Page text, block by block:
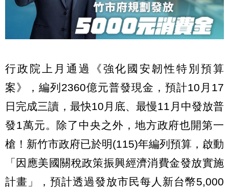
行政院上月通過《強化國安韌性特別預算
案》，編列2360億元普發現金，預計10月17
日完成三讀，最快10月底、最慢11月中發放普
發1萬元。除了中央之外，地方政府也開第一
槍！新竹市政府已於明(115)年編列預算，啟動
「因應美國關稅政策振興經濟消費金發放實施
計畫」，預計透過發放市民每人新台幣5,000